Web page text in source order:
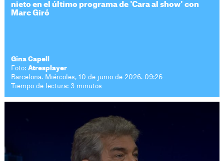
nieto en el último programa de 'Cara al show' con
Marc Giró
Gina Capell
Foto:Atresplayer
Barcelona. Miércoles, 10 de junio de 2026. 09:26
Tiempo de lectura: 3 minutos